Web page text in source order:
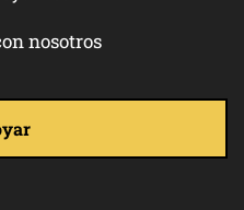
nosotros